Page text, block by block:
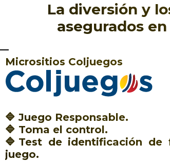
La diversión y
asegurados
Micrositios Coljuegos
🔷 Juego Responsable.
🔷 Toma el control.
🔷Test de identificación
juego.